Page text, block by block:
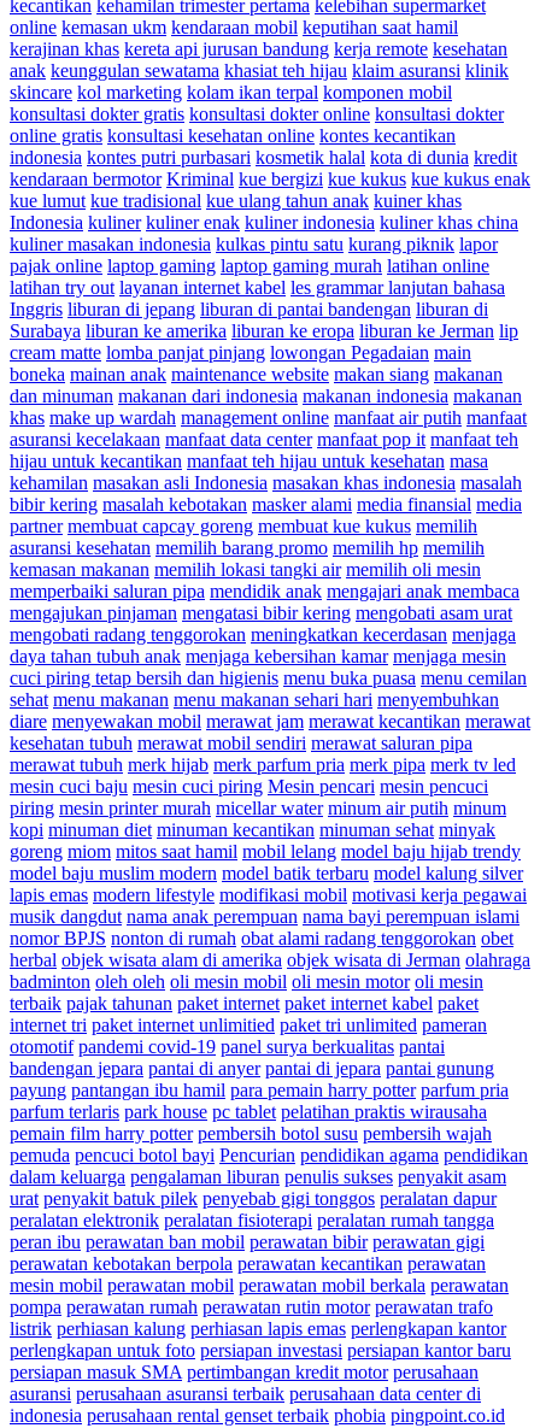
kecantikan kehamilan trimester pertama kelebihan supermarket
online kemasan ukm kendaraan mobil keputihan saat hamil
kerajinan khas kereta api jurusan bandung kerja remote kesehatan
anak keunggulan sewatama khasiat teh hijau klaim asuransi klinik
skincare kol marketing kolam ikan terpal komponen mobil
konsultasi dokter gratis konsultasi dokter online konsultasi dokter
online gratis konsultasi kesehatan online kontes kecantikan
indonesia kontes putri purbasari kosmetik halal kota di dunia kredit
kendaraan bermotor Kriminal kue bergizi kue kukus kue kukus enak
kue lumut kue tradisional kue ulang tahun anak kuiner khas
Indonesia kuliner kuliner enak kuliner indonesia kuliner khas china
kuliner masakan indonesia kulkas pintu satu kurang piknik lapor
pajak online laptop gaming laptop gaming murah latihan online
latihan try out layanan internet kabel les grammar lanjutan bahasa
Inggris liburan di jepang liburan di pantai bandengan liburan di
Surabaya liburan ke amerika liburan ke eropa liburan ke Jerman lip
cream matte lomba panjat pinjang lowongan Pegadaian main
boneka mainan anak maintenance website makan siang makanan
dan minuman makanan dari indonesia makanan indonesia makanan
khas make up wardah management online manfaat air putih manfaat
asuransi kecelakaan manfaat data center manfaat pop it manfaat teh
hijau untuk kecantikan manfaat teh hijau untuk kesehatan masa
kehamilan masakan asli Indonesia masakan khas indonesia masalah
bibir kering masalah kebotakan masker alami media finansial media
partner membuat capcay goreng membuat kue kukus memilih
asuransi kesehatan memilih barang promo memilih hp memilih
kemasan makanan memilih lokasi tangki air memilih oli mesin
memperbaiki saluran pipa mendidik anak mengajari anak membaca
mengajukan pinjaman mengatasi bibir kering mengobati asam urat
mengobati radang tenggorokan meningkatkan kecerdasan menjaga
daya tahan tubuh anak menjaga kebersihan kamar menjaga mesin
cuci piring tetap bersih dan higienis menu buka puasa menu cemilan
sehat menu makanan menu makanan sehari hari menyembuhkan
diare menyewakan mobil merawat jam merawat kecantikan merawat
kesehatan tubuh merawat mobil sendiri merawat saluran pipa
merawat tubuh merk hijab merk parfum pria merk pipa merk tv led
mesin cuci baju mesin cuci piring Mesin pencari mesin pencuci
piring mesin printer murah micellar water minum air putih minum
kopi minuman diet minuman kecantikan minuman sehat minyak
goreng miom mitos saat hamil mobil lelang model baju hijab trendy
model baju muslim modern model batik terbaru model kalung silver
lapis emas modern lifestyle modifikasi mobil motivasi kerja pegawai
musik dangdut nama anak perempuan nama bayi perempuan islami
nomor BPJS nonton di rumah obat alami radang tenggorokan obet
herbal objek wisata alam di amerika objek wisata di Jerman olahraga
badminton oleh oleh oli mesin mobil oli mesin motor oli mesin
terbaik pajak tahunan paket internet paket internet kabel paket
internet tri paket internet unlimitied paket tri unlimited pameran
otomotif pandemi covid-19 panel surya berkualitas pantai
bandengan jepara pantai di anyer pantai di jepara pantai gunung
payung pantangan ibu hamil para pemain harry potter parfum pria
parfum terlaris park house pc tablet pelatihan praktis wirausaha
pemain film harry potter pembersih botol susu pembersih wajah
pemuda pencuci botol bayi Pencurian pendidikan agama pendidikan
dalam keluarga pengalaman liburan penulis sukses penyakit asam
urat penyakit batuk pilek penyebab gigi tonggos peralatan dapur
peralatan elektronik peralatan fisioterapi peralatan rumah tangga
peran ibu perawatan ban mobil perawatan bibir perawatan gigi
perawatan kebotakan berpola perawatan kecantikan perawatan
mesin mobil perawatan mobil perawatan mobil berkala perawatan
pompa perawatan rumah perawatan rutin motor perawatan trafo
listrik perhiasan kalung perhiasan lapis emas perlengkapan kantor
perlengkapan untuk foto persiapan investasi persiapan kantor baru
persiapan masuk SMA pertimbangan kredit motor perusahaan
asuransi perusahaan asuransi terbaik perusahaan data center di
indonesia perusahaan rental genset terbaik phobia pingpoint.co.id